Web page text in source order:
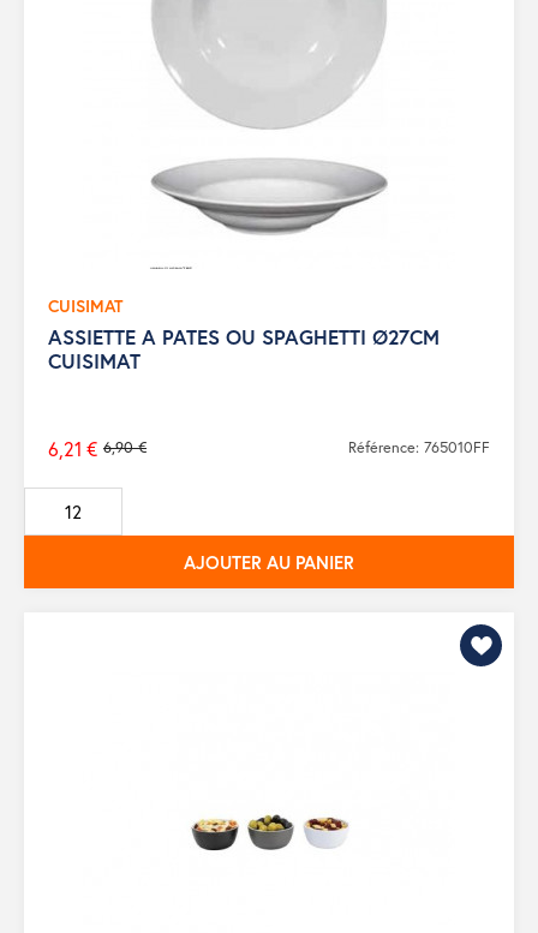
CUISIMAT
ASSIETTE A PATES OU SPAGHETTI Ø27CM
CUISIMAT
Prix
de
base
6,90 €
6,21 € Référence: 765010FF
AJOUTER AU PANIER